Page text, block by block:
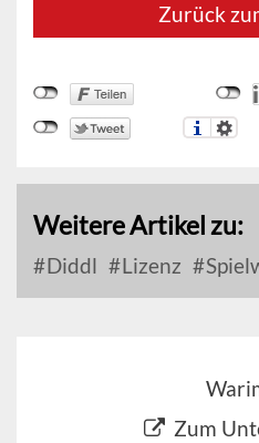
Zurück
Weitere Artikel zu:
Diddl Lizenz
Zum